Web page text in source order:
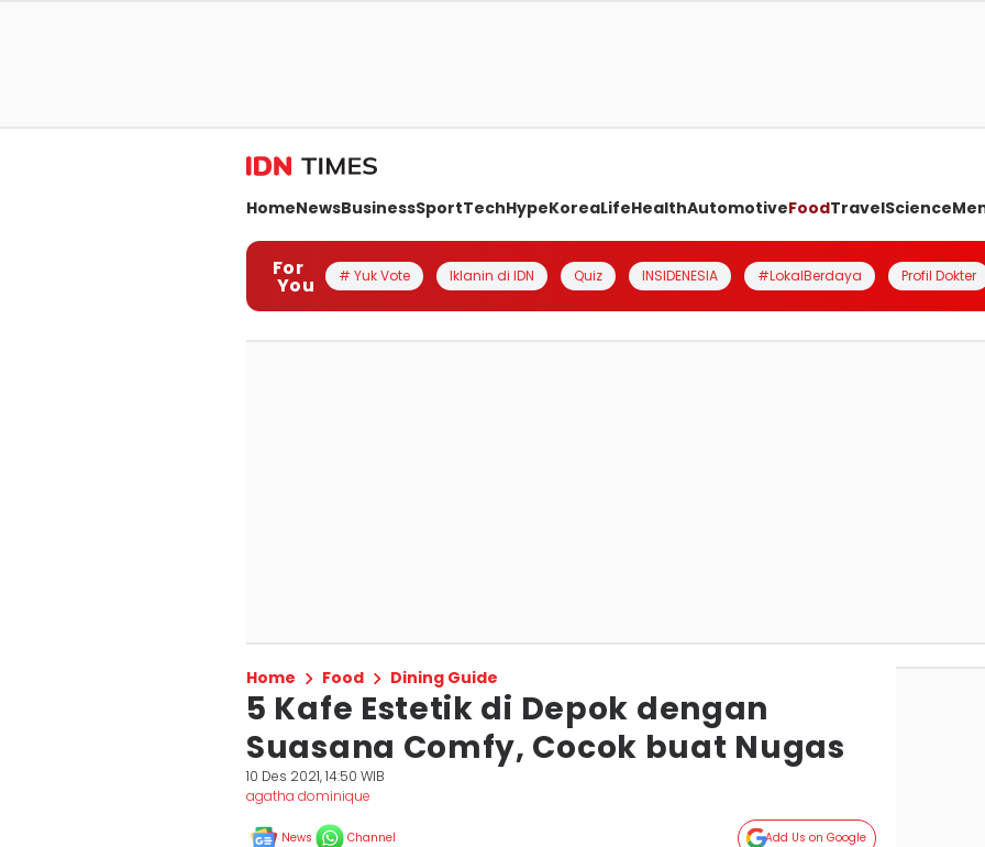
HomeNewsBusinessSportTechHypeKoreaLifeHealthAutomotiveFoodTravelScience
For
You # Yuk Vote Iklanin di IDN Quiz INSIDENESIA #LokalBerdaya Profil Dokter
Home Food Dining Guide
5 Kafe Estetik di Depok dengan
Suasana Comfy, Cocok buat Nugas
10 Des 2021, 14:50 WIB
agatha dominique
News Channel Add Us on Google